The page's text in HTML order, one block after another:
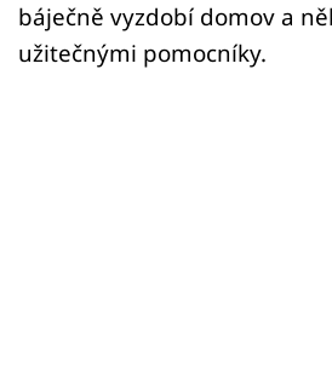
báječně vyzdobí domov a
užitečnými pomocníky.